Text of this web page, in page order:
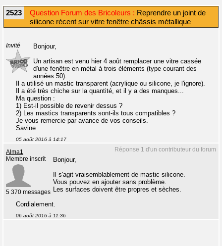
2523 Question Forum des Bricoleurs : Reprendre un joint de
silicone récent sur vitre fenêtre châssis métallique
Invité
Bonjour,
Un artisan est venu hier 4 août remplacer une vitre cassée
d'une fenêtre en métal à trois éléments (type courant des
années 50).
Il a utilisé un mastic transparent (acrylique ou silicone, je l'ignore).
Il a été très chiche sur la quantité, et il y a des manques...
Ma question :
1) Est-il possible de revenir dessus ?
2) Les mastics transparents sont-ils tous compatibles ?
Je vous remercie par avance de vos conseils.
Savine
05 août 2016 à 14:17
Réponse 1 d'un contributeur du forum
Alma1
Membre inscrit
5 370 messages
Bonjour,
Il s'agit vraisemblablement de mastic silicone.
Vous pouvez en ajouter sans problème.
Les surfaces doivent être propres et sèches.
Cordialement.
06 août 2016 à 11:36